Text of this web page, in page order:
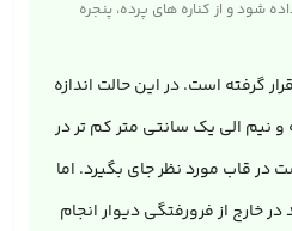
شود و از کناره های پرده، پنجره
گرفته است. در این حالت اندازه
و نیم الی یک سانتی متر کم تر در
در قاب مورد نظر جای بگیرد. اما
خارج از فرورفتگی دیوار انجام